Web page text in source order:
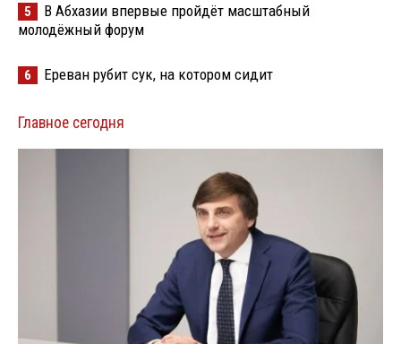
5
В Абхазии впервые пройдёт масштабный
молодёжный форум
6 Ереван рубит сук, на котором сидит
Главное сегодня